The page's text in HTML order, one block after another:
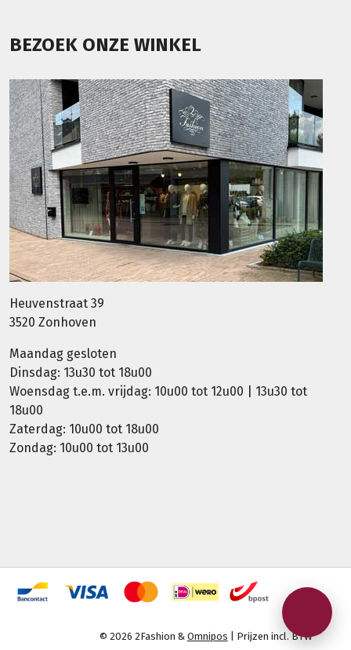
BEZOEK ONZE WINKEL
Heuvenstraat 39
3520 Zonhoven
Maandag gesloten
Dinsdag: 13u30 tot 18u00
Woensdag t.e.m. vrijdag: 10u00 tot 12u00 | 13u30 tot
18u00
Zaterdag: 10u00 tot 18u00
Zondag: 10u00 tot 13u00
© 2026 2Fashion & Omnipos | Prijzen incl. BTW